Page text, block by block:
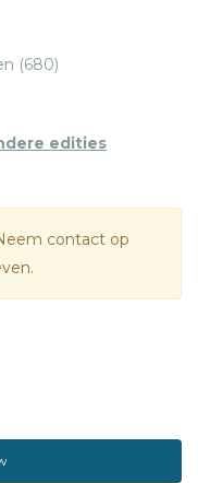
(680)
edities
contact op